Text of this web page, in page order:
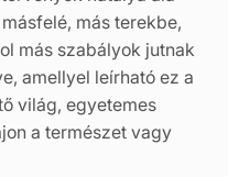
más terekbe,
más szabályok jutnak
amellyel leírható ez a
világ, egyetemes
a természet vagy